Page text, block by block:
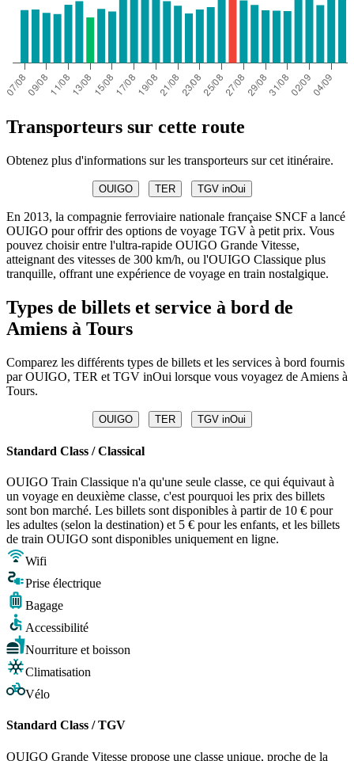
Transporteurs sur cette route
Obtenez plus d'informations sur les transporteurs sur cet itinéraire.
OUIGO TER TGV inOui
En 2013, la compagnie ferroviaire nationale française SNCF a lancé
OUIGO pour offrir des options de voyage TGV à petit prix. Vous
pouvez choisir entre l'ultra-rapide OUIGO Grande Vitesse,
atteignant des vitesses de 300 km/h, ou l'OUIGO Classique plus
tranquille, offrant une expérience de voyage en train nostalgique.
Types de billets et service à bord de
Amiens à Tours
Comparez les différents types de billets et les services à bord fournis
par OUIGO, TER et TGV inOui lorsque vous voyagez de Amiens à
Tours.
OUIGO TER TGV inOui
Standard Class / Classical
OUIGO Train Classique n'a qu'une seule classe, ce qui équivaut à
un voyage en deuxième classe, c'est pourquoi les prix des billets
sont bon marché. Les billets sont disponibles à partir de 10 € pour
les adultes (selon la destination) et 5 € pour les enfants, et les billets
de train OUIGO sont disponibles uniquement en ligne.
Wifi
Prise électrique
Bagage
Accessibilité
Nourriture et boisson
Climatisation
Vélo
Standard Class / TGV
OUIGO Grande Vitesse propose une classe unique, proche de la